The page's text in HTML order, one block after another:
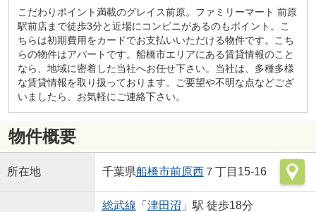
こだわりポイント満載のグレイス前原。ファミリーマート 前原
駅前店まで徒歩3分と近場にコンビニがあるのもポイント。こ
ちらは初期費用をカードでお支払いいただける物件です。こち
らの物件はアパートです。船橋市エリアにある賃貸情報のこと
なら、地域に密着した当社へお任せ下さい。当社は、多種多様
な賃貸情報を取り扱っております。ご要望や不明な点などござ
いましたら、お気軽にご連絡下さい。
物件概要
所在地 千葉県船橋市前原西７丁目15-16
総武線 「 津田沼 」駅 徒歩18分